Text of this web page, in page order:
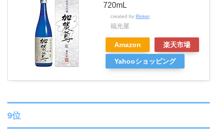
720mL
created by Rinker
福光屋
Amazon 楽天市場
Yahooショッピング
9位